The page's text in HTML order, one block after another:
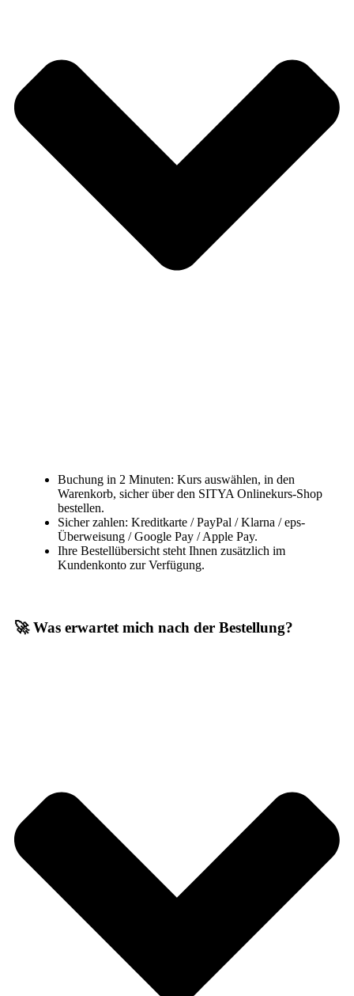
Buchung in 2 Minuten: Kurs auswählen, in den
Warenkorb, sicher über den SITYA Onlinekurs-Shop
bestellen.
Sicher zahlen: Kreditkarte / PayPal / Klarna / eps-
Überweisung / Google Pay / Apple Pay.
Ihre Bestellübersicht steht Ihnen zusätzlich im
Kundenkonto zur Verfügung.
🚀 Was erwartet mich nach der Bestellung?